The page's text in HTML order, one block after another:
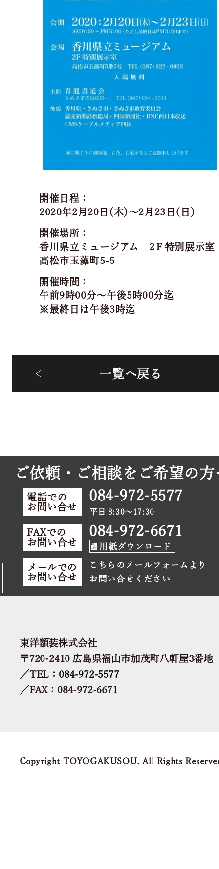
開催日程：
2020年2月20日(木)～2月23日(日)
開催場所：
香川県立ミュージアム 2Ｆ特別展示室
高松市玉藻町5-5
開催時間：
午前9時00分～午後5時00分迄
※最終日は午後3時迄
一覧へ戻る
ご依頼・ご相談をご希望の方
電話での
お問い合せ
084-972-5577
平日 8:30～17:30
FAXでの
お問い合せ
084-972-6671
用紙ダウンロード
メールでの
お問い合せ
こちら のメールフォームより
お問い合せください
東洋額装株式会社
〒720-2410 広島県福山市加茂町八軒屋3番地
／TEL： 084-972-5577
／FAX：084-972-6671
Copyright TOYOGAKUSOU. All Rights